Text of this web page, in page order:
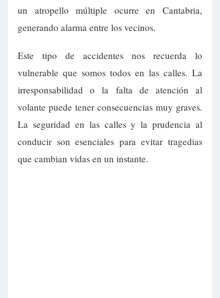
un atropello múltiple ocurre en Cantabria,
generando alarma entre los vecinos.
Este tipo de accidentes nos recuerda lo
vulnerable que somos todos en las calles. La
irresponsabilidad o la falta de atención al
volante puede tener consecuencias muy graves.
La seguridad en las calles y la prudencia al
conducir son esenciales para evitar tragedias
que cambian vidas en un instante.